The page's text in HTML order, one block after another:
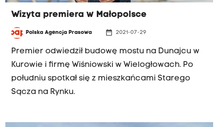
Wizyta premiera w Małopolsce
Polska Agencja Prasowa date_range 2021-07-29
Premier odwiedził budowę mostu na Dunajcu w
Kurowie i firmę Wiśniowski w Wielogłowach. Po
południu spotkał się z mieszkańcami Starego
Sącza na Rynku.